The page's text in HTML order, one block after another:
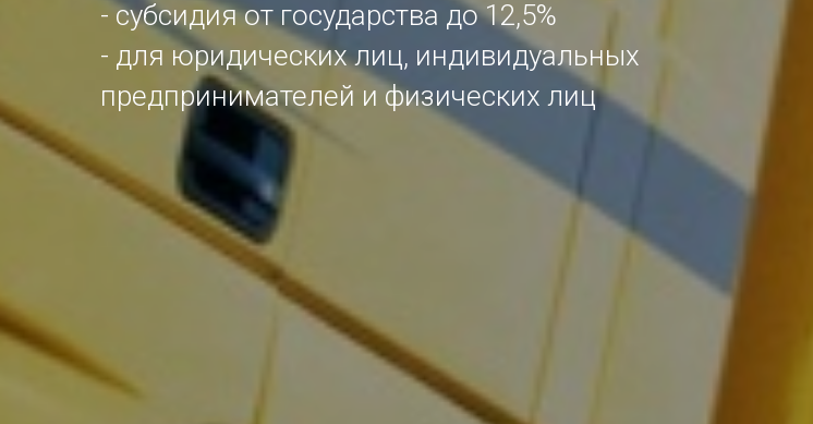
- субсидия от государства до 12,5%
- для юридических лиц, индивидуальных
предпринимателей и физических лиц